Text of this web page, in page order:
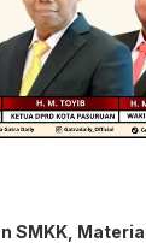
SMKK,